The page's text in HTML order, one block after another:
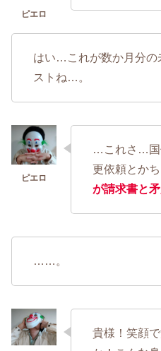
はい…これが数か月分の
ストね…。
…これさ…国
更依頼とか
が請求書と
……。
貴様！笑顔